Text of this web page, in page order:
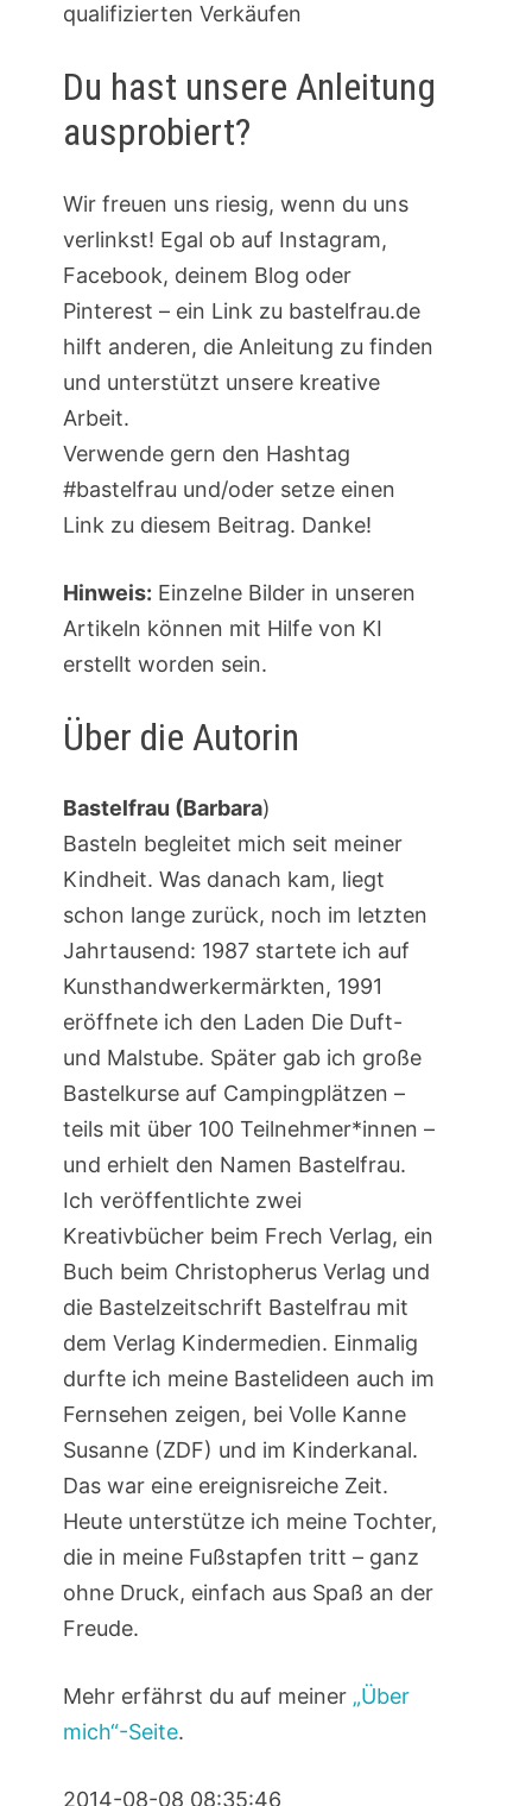
qualifizierten Verkäufen
Du hast unsere Anleitung
ausprobiert?
Wir freuen uns riesig, wenn du uns
verlinkst! Egal ob auf Instagram,
Facebook, deinem Blog oder
Pinterest – ein Link zu bastelfrau.de
hilft anderen, die Anleitung zu finden
und unterstützt unsere kreative
Arbeit.
Verwende gern den Hashtag
#bastelfrau und/oder setze einen
Link zu diesem Beitrag. Danke!
Hinweis: Einzelne Bilder in unseren
Artikeln können mit Hilfe von KI
erstellt worden sein.
Über die Autorin
Bastelfrau (Barbara)
Basteln begleitet mich seit meiner
Kindheit. Was danach kam, liegt
schon lange zurück, noch im letzten
Jahrtausend: 1987 startete ich auf
Kunsthandwerkermärkten, 1991
eröffnete ich den Laden Die Duft-
und Malstube. Später gab ich große
Bastelkurse auf Campingplätzen –
teils mit über 100 Teilnehmer*innen –
und erhielt den Namen Bastelfrau.
Ich veröffentlichte zwei
Kreativbücher beim Frech Verlag, ein
Buch beim Christopherus Verlag und
die Bastelzeitschrift Bastelfrau mit
dem Verlag Kindermedien. Einmalig
durfte ich meine Bastelideen auch im
Fernsehen zeigen, bei Volle Kanne
Susanne (ZDF) und im Kinderkanal.
Das war eine ereignisreiche Zeit.
Heute unterstütze ich meine Tochter,
die in meine Fußstapfen tritt – ganz
ohne Druck, einfach aus Spaß an der
Freude.
Mehr erfährst du auf meiner „Über
mich“-Seite.
2014-08-08 08:35:46